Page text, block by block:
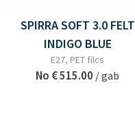
SPIRRA SOFT 3.0 FELT
INDIGO BLUE
E27, PET filcs
No € 515.00 / gab